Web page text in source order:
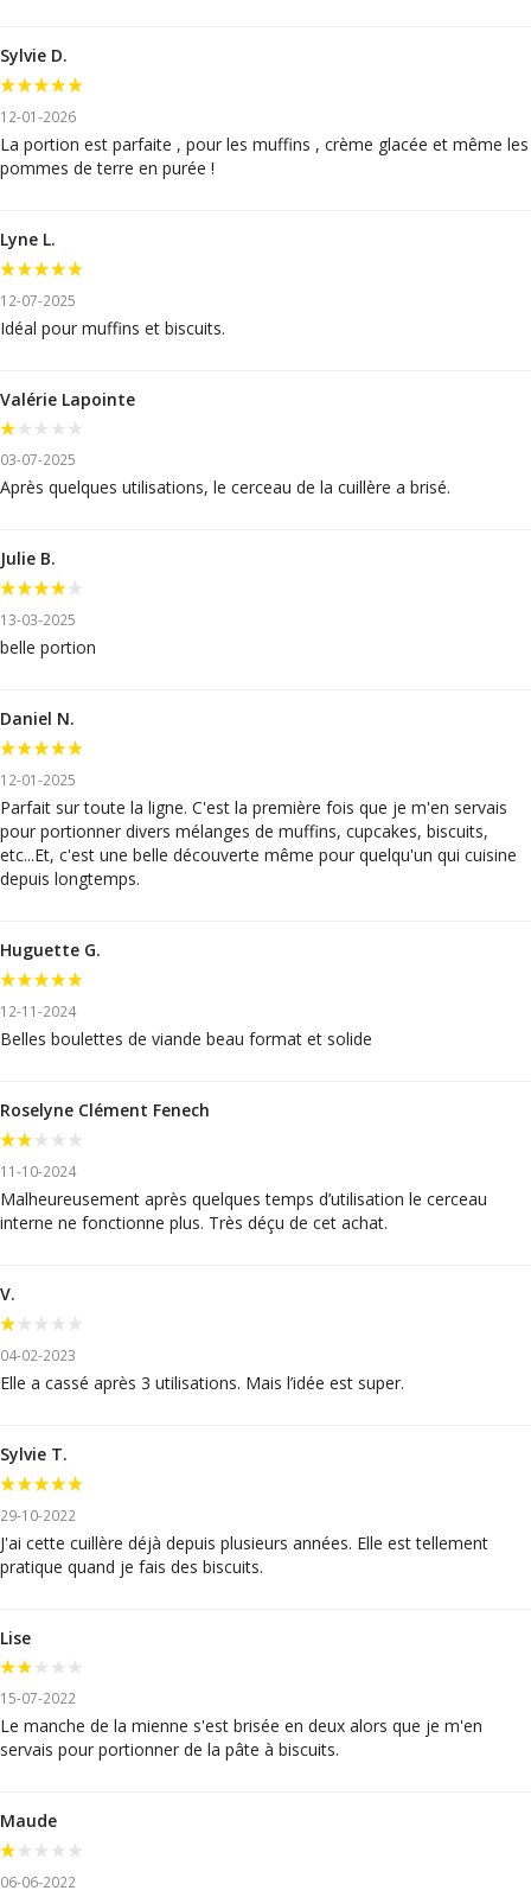
Sylvie D.
12-01-2026
La portion est parfaite , pour les muffins , crème glacée et même les
pommes de terre en purée !
Lyne L.
12-07-2025
Idéal pour muffins et biscuits.
Valérie Lapointe
03-07-2025
Après quelques utilisations, le cerceau de la cuillère a brisé.
Julie B.
13-03-2025
belle portion
Daniel N.
12-01-2025
Parfait sur toute la ligne. C'est la première fois que je m'en servais
pour portionner divers mélanges de muffins, cupcakes, biscuits,
etc...Et, c'est une belle découverte même pour quelqu'un qui cuisine
depuis longtemps.
Huguette G.
12-11-2024
Belles boulettes de viande beau format et solide
Roselyne Clément Fenech
11-10-2024
Malheureusement après quelques temps d’utilisation le cerceau
interne ne fonctionne plus. Très déçu de cet achat.
V.
04-02-2023
Elle a cassé après 3 utilisations. Mais l’idée est super.
Sylvie T.
29-10-2022
J'ai cette cuillère déjà depuis plusieurs années. Elle est tellement
pratique quand je fais des biscuits.
Lise
15-07-2022
Le manche de la mienne s'est brisée en deux alors que je m'en
servais pour portionner de la pâte à biscuits.
Maude
06-06-2022